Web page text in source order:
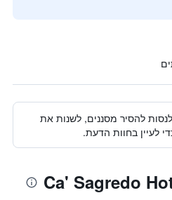
להסיר מסננים, לשנות את
לעיין בחוות הדעת.